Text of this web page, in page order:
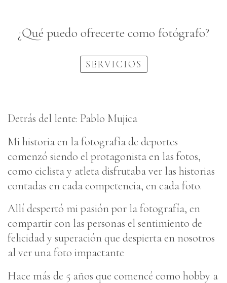
¿Qué puedo ofrecerte como fotógrafo?
SERVICIOS
Detrás del lente: Pablo Mujica
Mi historia en la fotografía de deportes
comenzó siendo el protagonista en las fotos,
como ciclista y atleta disfrutaba ver las historias
contadas en cada competencia, en cada foto.
Allí despertó mi pasión por la fotografía, en
compartir con las personas el sentimiento de
felicidad y superación que despierta en nosotros
al ver una foto impactante
Hace más de 5 años que comencé como hobby a